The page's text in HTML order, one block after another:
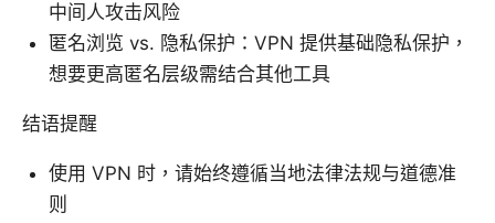
中间人攻击风险
匿名浏览 vs. 隐私保护：VPN 提供基础隐私保护，
想要更高匿名层级需结合其他工具
结语提醒
使用 VPN 时，请始终遵循当地法律法规与道德准
则